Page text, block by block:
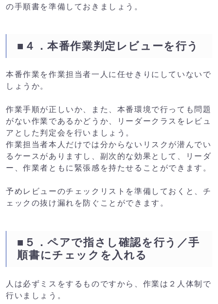
の手順書を準備しておきましょう。
■４．本番作業判定レビューを行う
本番作業を作業担当者一人に任せきりにしていないで
しょうか。
作業手順が正しいか、また、本番環境で行っても問題
がない作業であるかどうか、リーダークラスをレビュ
アとした判定会を行いましょう。
作業担当者本人だけでは分からないリスクが潜んでい
るケースがありますし、副次的な効果として、リーダ
ー、作業者ともに緊張感を持たせることができます。
予めレビューのチェックリストを準備しておくと、チ
ェックの抜け漏れを防ぐことができます。
■５．ペアで指さし確認を行う／手
順書にチェックを入れる
人は必ずミスをするものですから、作業は２人体制で
行いましょう。